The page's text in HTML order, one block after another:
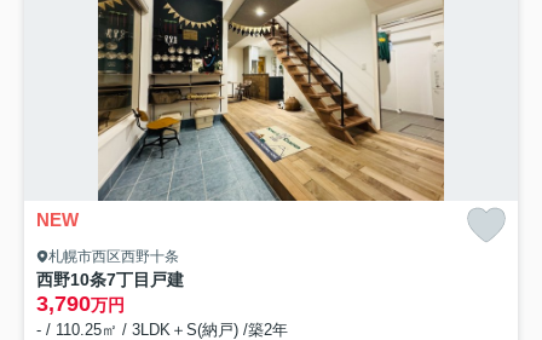
NEW
札幌市西区西野十条
西野10条7丁目戸建
3,790万円
- / 110.25㎡ / 3LDK＋S(納戸) /築2年